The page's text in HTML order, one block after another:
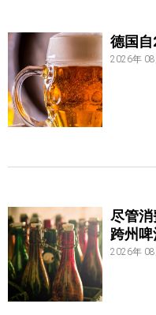
德国
2026年 08
尽管
跨州
2026年 08